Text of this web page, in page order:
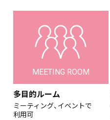
MEETING ROOM
多目的ルーム
ミーティング、イベントで
利用可